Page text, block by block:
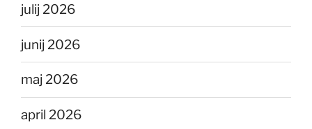
julij 2026
junij 2026
maj 2026
april 2026